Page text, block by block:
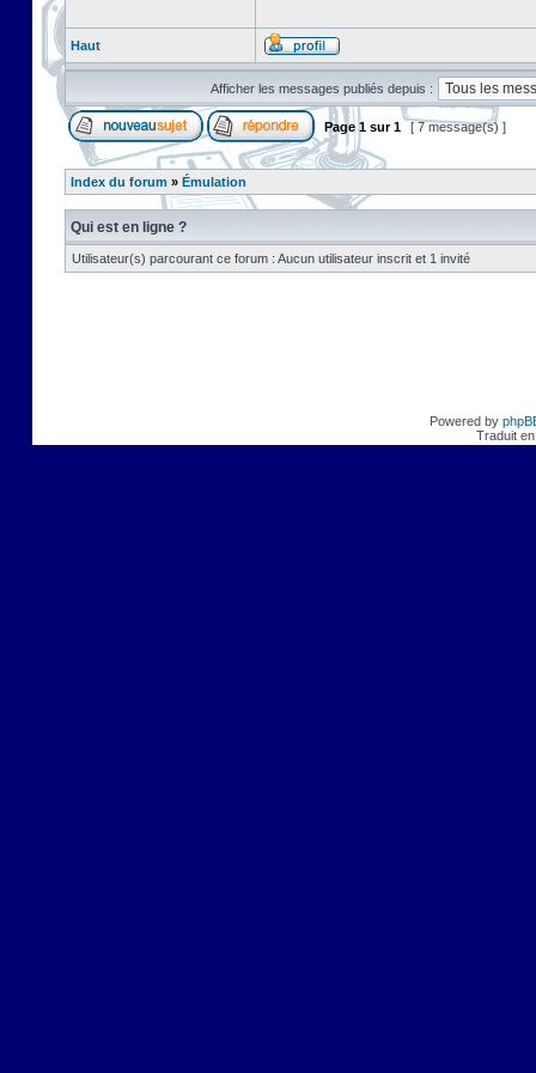
Haut
Afficher les messages publiés depuis :
Page 1 sur1 [ 7 message(s) ]
Index du forum » Émulation
Qui est en ligne ?
Utilisateur(s) parcourant ce forum : Aucun utilisateur inscrit et 1 invité
Powered by
Traduit